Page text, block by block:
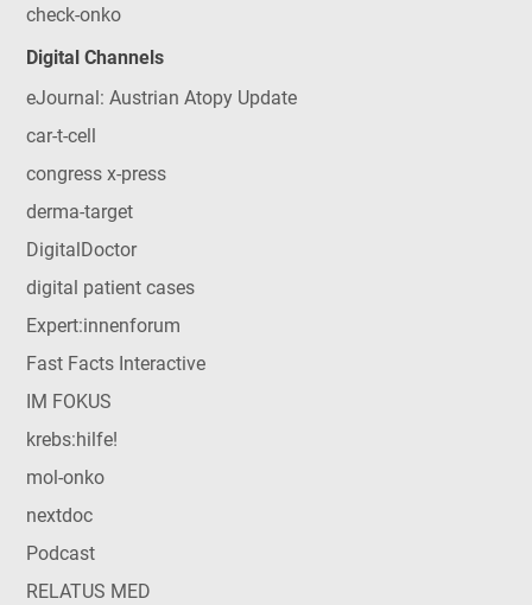
check-onko
Digital Channels
eJournal: Austrian Atopy Update
car-t-cell
congress x-press
derma-target
DigitalDoctor
digital patient cases
Expert:innenforum
Fast Facts Interactive
IM FOKUS
krebs:hilfe!
mol-onko
nextdoc
Podcast
RELATUS MED